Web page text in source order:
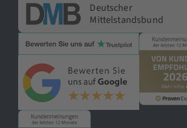
Deutscher
Mittelstandsbund